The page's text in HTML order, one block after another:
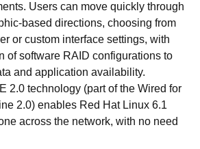
Users can move quickly through
based directions, choosing from
or custom interface settings, with
of software RAID configurations to
and application availability.
2.0 technology (part of the Wired for
2.0) enables Red Hat Linux 6.1
across the network, with no need